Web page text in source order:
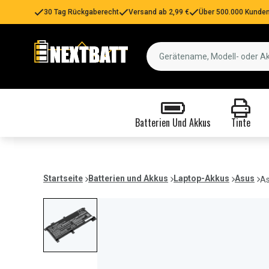
30 Tag Rückgaberecht Versand ab 2,99 € Über 500.000
Batterien Und Akkus Tinte
Startseite Batterien und Akkus Laptop-Akkus Asus